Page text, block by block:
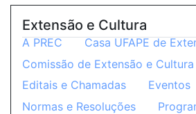
Extensão e Cultura
A PREC
Casa UFAPE de
Comissão de Extensão e Cultura
Editais e Chamadas
Eventos
Normas e Resoluções